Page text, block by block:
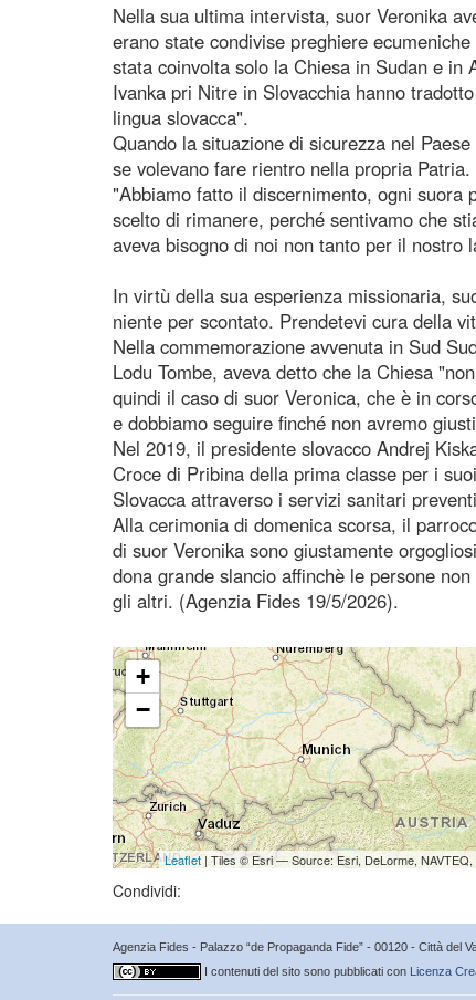
Nella sua ultima intervista, suor Veronika
erano state condivise preghiere
stata coinvolta solo la Chiesa in Sudan e
Ivanka pri Nitre in Slovacchia hanno
lingua slovacca".
Quando la situazione di sicurezza nel
se volevano fare rientro nella propria Patria.
"Abbiamo fatto il discernimento, ogni suora
scelto di rimanere, perché sentivamo che
aveva bisogno di noi non tanto per il
In virtù della sua esperienza missionaria,
niente per scontato. Prendetevi cura della
Nella commemorazione avvenuta in Sud
Lodu Tombe, aveva detto che la Chiesa
quindi il caso di suor Veronica, che è in
e dobbiamo seguire finché non avremo
Nel 2019, il presidente slovacco Andrej
Croce di Pribina della prima classe per i
Slovacca attraverso i servizi sanitari
Alla cerimonia di domenica scorsa, il
di suor Veronika sono giustamente
dona grande slancio affinchè le persone
gli altri. (Agenzia Fides 19/5/2026).
+
−
Leaflet| Tiles © Esri — Source: Esri, DeLorme, NAVTEQ,
Condividi:
Agenzia Fides - Palazzo “de Propaganda Fide” - 00120 - Città del
I contenuti del sito sono pubblicati con Licenza